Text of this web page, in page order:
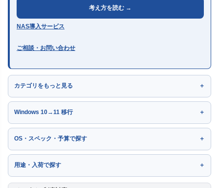
考え方を読む →
NAS導入サービス
ご相談・お問い合わせ
カテゴリをもっと見る
Windows 10→11 移行
OS・スペック・予算で探す
用途・入荷で探す